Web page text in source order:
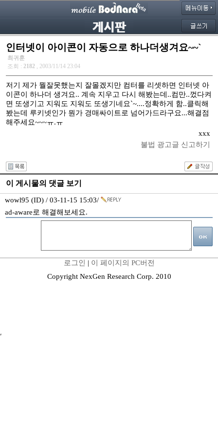
인터넷이 아이콘이 자동으로 하나더생겨요~~`
최귀훈
조회 : 2182 , 2003/11/14 23:04
저기 제가 뭘잘못했는지 잘몰겠지만 컴터를 리셋하면 인터넷 아
이콘이 하나더 생겨요.. 계속 지우고 다시 해봤는데..컴만..껐다켜
면 또생기고 지워도 지워도 또생기네요`~....정확하게 함..클릭해
봤는데 루키넷인가 뭔가 경매싸이트로 넘어가드라구요...해결점
해주세요~~~ㅠ.ㅠ
xxx
불법 광고글 신고하기
이 게시물의 댓글 보기
wowl95 (ID) / 03-11-15 15:03/
ad-aware로 해결해보세요.
로그인 | 이 페이지의 PC버전
Copyright NexGen Research Corp. 2010